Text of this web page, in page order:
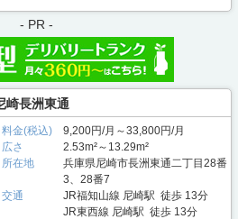
- PR -
崎長洲東通
料金(税込)
9,200円/月～33,800円/月
広さ
2.53m²～13.29m²
所在地
兵庫県尼崎市長洲東通二丁目28番
3、28番7
交通
JR福知山線 尼崎駅 徒歩 13分
JR東西線 尼崎駅 徒歩 13分